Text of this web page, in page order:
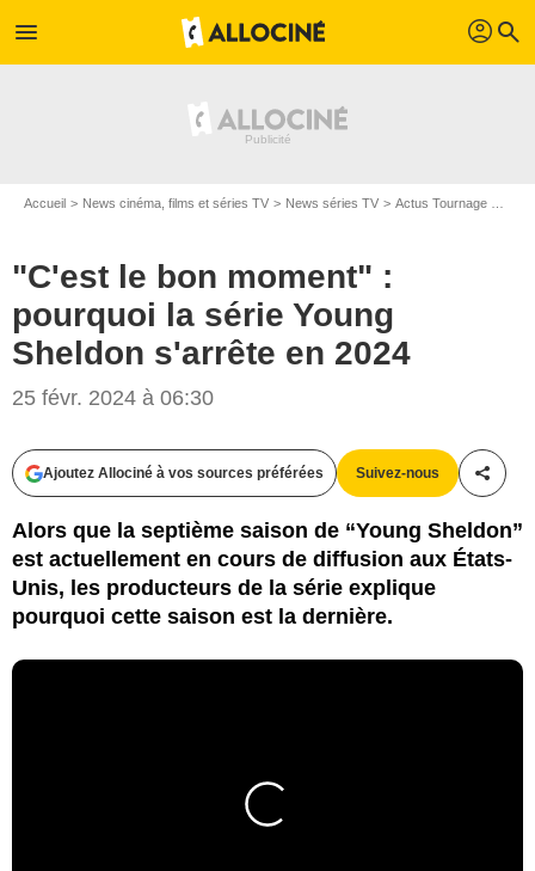
menu profil search
Accueil News cinéma, films et séries TV News séries TV Actus Tournage Séries TV
"C'est le bon moment" :
pourquoi la série Young
Sheldon s'arrête en 2024
25 févr. 2024 à 06:30
Ajoutez Allociné à vos sources préférées Suivez-nous
Alors que la septième saison de “Young Sheldon”
est actuellement en cours de diffusion aux États-
Unis, les producteurs de la série explique
pourquoi cette saison est la dernière.